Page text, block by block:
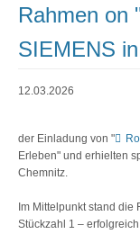
Rahmen on
SIEMENS
12.03.2026
der Einladung von "
Erleben" und erhielten
Chemnitz.
Im Mittelpunkt stand
Stückzahl 1 –